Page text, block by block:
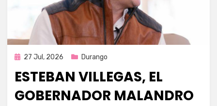
Publicada
27 Jul, 2026 Durango
ESTEBAN VILLEGAS, EL
GOBERNADOR MALANDRO